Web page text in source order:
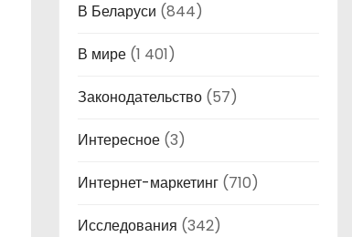
В Беларуси (844)
В мире (1 401)
Законодательство (57)
Интересное (3)
Интернет-маркетинг (710)
Исследования (342)